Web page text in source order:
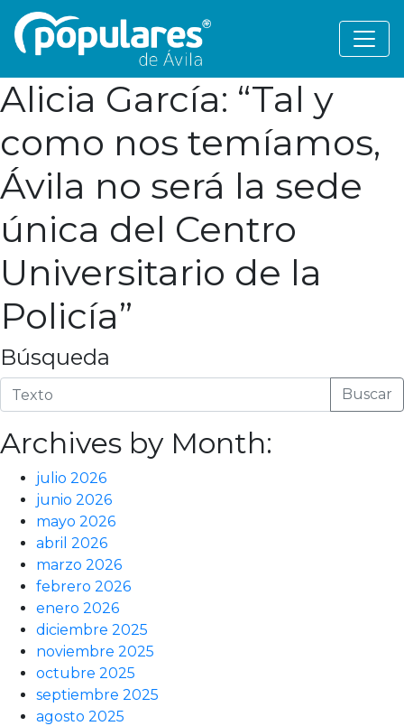
Alicia García: “Tal y
como nos temíamos,
Ávila no será la sede
única del Centro
Universitario de la
Policía”
Búsqueda
Buscar
Archives by Month:
julio 2026
junio 2026
mayo 2026
abril 2026
marzo 2026
febrero 2026
enero 2026
diciembre 2025
noviembre 2025
octubre 2025
septiembre 2025
agosto 2025